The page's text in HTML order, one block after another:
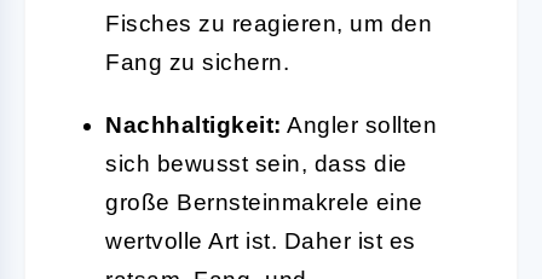
Fisches zu reagieren, um den
Fang zu sichern.
Nachhaltigkeit: Angler sollten
sich bewusst sein, dass die
große Bernsteinmakrele eine
wertvolle Art ist. Daher ist es